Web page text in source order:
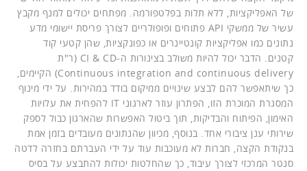
של האפליקציות, ללא תלות בפלטפורמה. מפתחים יכולים למנף מקבץ
עשיר של ממשקי API פתוחים ופופולריים לצורך פריסת יישומי מדע
נתונים כמו אפליקציות קונטיינרים או כפונקציות, שהן קטעי קוד
קטנים. הדבר יכול להיות משולב בצינורות ה-CI & CD (ר"ת
Continuous integration and continuous delivery) הקיימים,
כך שיתאפשר להם לבצע שינויים ממיקום בודד במהירות. על ידי מינוף
המסגרת המוכרת הזו, הפתרון עוזר לארגוני IT להפחית את עלויות
האימון, הפיתוח והבדיקות, תוך ביטול האפשרות שהארגון כבול לספק
שירותי ענן ציבורי אחד. בנוסף, מכיוון שהנתונים מעובדים בזמן אמת
בנקודת הקצה, חברות לא מעוכבות עוד על ידי העברתם בחזרה לדטה
סנטר המרכזי לצורך עיבוד, כך שהחלטות יכולות להתבצע על בסיס